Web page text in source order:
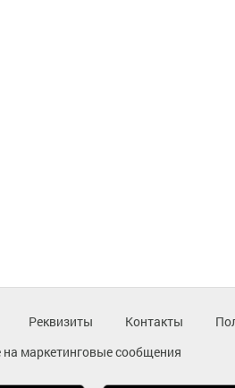
Реквизиты Контакты
на маркетинговые сообщения